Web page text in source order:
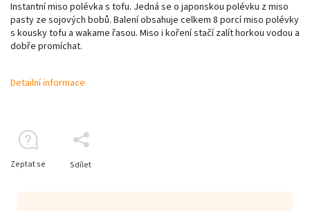
Instantní miso polévka s tofu. Jedná se o japonskou polévku z miso
pasty ze sojových bobů. Balení obsahuje celkem 8 porcí miso polévky
s kousky tofu a wakame řasou. Miso i koření stačí zalít horkou vodou a
dobře promíchat.
Detailní informace
Zeptat se Sdílet